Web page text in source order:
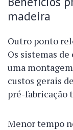
madeira
Outro ponto
Os sistemas
uma
custos gerais
pré-fabricação
Menor tempo